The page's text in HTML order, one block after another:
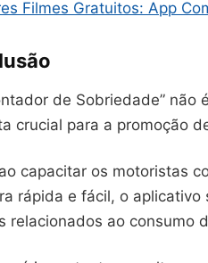
Filmes Gratuitos: App
de Sobriedade”
crucial para a promoção
capacitar os motoristas
rápida e fácil, o
relacionados ao consumo